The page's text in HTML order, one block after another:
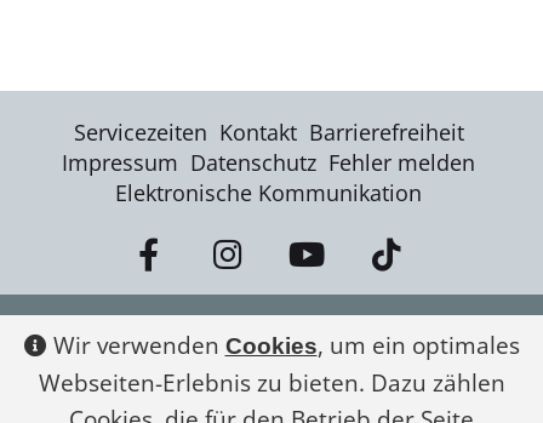
Servicezeiten Kontakt Barrierefreiheit
Impressum Datenschutz Fehler melden
Elektronische Kommunikation
Kontakt
Landratsamt Ortenaukreis
Wir verwenden Cookies, um ein optimales
Webseiten-Erlebnis zu bieten. Dazu zählen